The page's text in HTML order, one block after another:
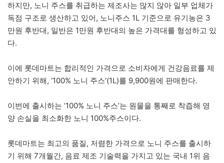
하지만, 노니 주스를 취급하는 제조사는 많지 않아 일부 업체가
독점 구조로 생산하고 있어, 노니주스 1L 기준으로 유기농은 3
만원 후반대, 일반은 1만원 후반대의 높은 가격대를 형성하고 있
다.
이에 롯데마트는 합리적인 가격으로 소비자에게 건강음료를 제
안하기 위해, ‘100% 노니 주스’(1L)를 9,900원에 판매한다.
이번에 출시하는 ‘100% 노니 주스’는 원물을 통째로 착즙해 영
양 손실을 최소화한 노니 100%주스이다.
롯데마트는 최고의 품질, 저렴한 가격으로 노니 주스를 출시하
기 위해 7개월간, 음료 제조 기술력을 가지고 있는 국내 1위 음